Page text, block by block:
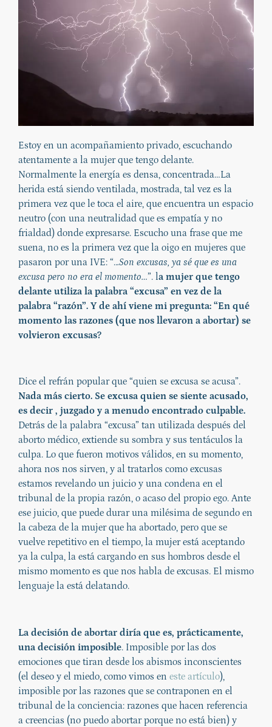
Estoy en un acompañamiento privado, escuchando
atentamente a la mujer que tengo delante.
Normalmente la energía es densa, concentrada…La
herida está siendo ventilada, mostrada, tal vez es la
primera vez que le toca el aire, que encuentra un espacio
neutro (con una neutralidad que es empatía y no
frialdad) donde expresarse. Escucho una frase que me
suena, no es la primera vez que la oigo en mujeres que
pasaron por una IVE: “...Son excusas, ya sé que es una
excusa pero no era el momento…”. la mujer que tengo
delante utiliza la palabra “excusa” en vez de la
palabra “razón”. Y de ahí viene mi pregunta: “En qué
momento las razones (que nos llevaron a abortar) se
volvieron excusas?
Dice el refrán popular que “quien se excusa se acusa”.
Nada más cierto. Se excusa quien se siente acusado,
es decir , juzgado y a menudo encontrado culpable.
Detrás de la palabra “excusa” tan utilizada después del
aborto médico, extiende su sombra y sus tentáculos la
culpa. Lo que fueron motivos válidos, en su momento,
ahora nos nos sirven, y al tratarlos como excusas
estamos revelando un juicio y una condena en el
tribunal de la propia razón, o acaso del propio ego. Ante
ese juicio, que puede durar una milésima de segundo en
la cabeza de la mujer que ha abortado, pero que se
vuelve repetitivo en el tiempo, la mujer está aceptando
ya la culpa, la está cargando en sus hombros desde el
mismo momento es que nos habla de excusas. El mismo
lenguaje la está delatando.
La decisión de abortar diría que es, prácticamente,
una decisión imposible. Imposible por las dos
emociones que tiran desde los abismos inconscientes
(el deseo y el miedo, como vimos en este artículo),
imposible por las razones que se contraponen en el
tribunal de la conciencia: razones que hacen referencia
a creencias (no puedo abortar porque no está bien) y